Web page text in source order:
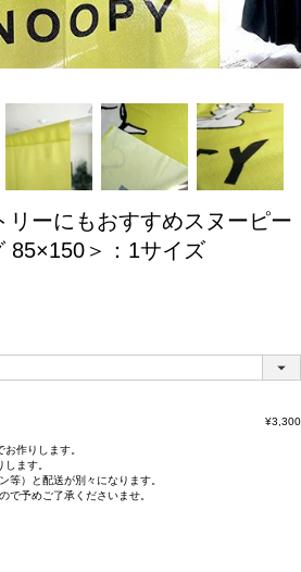
リーにもおすすめスヌーピー
85×150＞：1サイズ
¥3,300
お作りします。
します。
等）と配送が別々 になります。
ので予めご了承くださいませ。